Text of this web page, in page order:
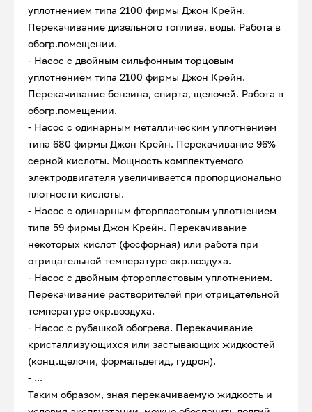
уплотнением типа 2100 фирмы Джон Крейн.
Перекачивание дизельного топлива, воды. Работа в
обогр.помещении.
- Насос с двойным сильфонным торцовым
уплотнением типа 2100 фирмы Джон Крейн.
Перекачивание бензина, спирта, щелочей. Работа в
обогр.помещении.
- Насос с одинарным металлическим уплотнением
типа 680 фирмы Джон Крейн. Перекачивание 96%
серной кислоты. Мощность комплектуемого
электродвигателя увеличивается пропорционально
плотности кислоты.
- Насос с одинарным фторпластовым уплотнением
типа 59 фирмы Джон Крейн. Перекачивание
некоторых кислот (фосфорная) или работа при
отрицательной температуре окр.воздуха.
- Насос с двойным фторопластовым уплотнением.
Перекачивание растворителей при отрицательной
температуре окр.воздуха.
- Насос с рубашкой обогрева. Перекачивание
кристаллизующихся или застывающих жидкостей
(конц.щелочи, формальдегид, гудрон).
- ...
Таким образом, зная перекачиваемую жидкость и